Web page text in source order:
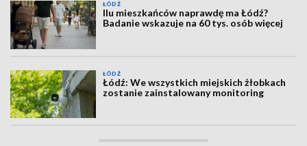
ŁÓDŹ
Ilu mieszkańców naprawdę ma Łódź?
Badanie wskazuje na 60 tys. osób więcej
ŁÓDŹ
Łódź: We wszystkich miejskich żłobkach
zostanie zainstalowany monitoring